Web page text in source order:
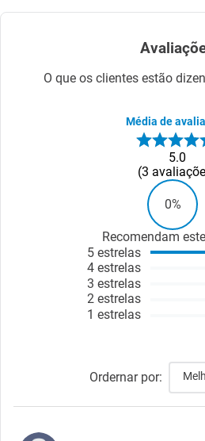
O que os clientes estão
Média de
5.0
3
0%
Recomendam
5 estrelas
4 estrelas
3 estrelas
2 estrelas
1 estrelas
Ordernar por: